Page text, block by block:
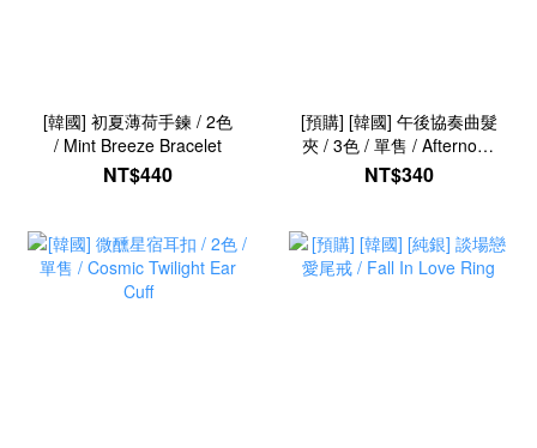
[韓國] 初夏薄荷手鍊 / 2色
/ Mint Breeze Bracelet
NT$440
[預購] [韓國] 午後協奏曲髮
夾 / 3色 / 單售 / Afternoon
Concerto Hair Clip
NT$340